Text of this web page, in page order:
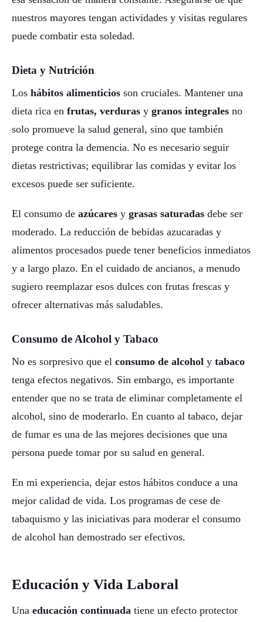
nuestros mayores tengan actividades y visitas regulares
puede combatir esta soledad.
Dieta y Nutrición
Los hábitos alimenticios son cruciales. Mantener una
dieta rica en frutas, verduras y granos integrales no
solo promueve la salud general, sino que también
protege contra la demencia. No es necesario seguir
dietas restrictivas; equilibrar las comidas y evitar los
excesos puede ser suficiente.
El consumo de azúcares y grasas saturadas debe ser
moderado. La reducción de bebidas azucaradas y
alimentos procesados puede tener beneficios inmediatos
y a largo plazo. En el cuidado de ancianos, a menudo
sugiero reemplazar esos dulces con frutas frescas y
ofrecer alternativas más saludables.
Consumo de Alcohol y Tabaco
No es sorpresivo que el consumo de alcohol y tabaco
tenga efectos negativos. Sin embargo, es importante
entender que no se trata de eliminar completamente el
alcohol, sino de moderarlo. En cuanto al tabaco, dejar
de fumar es una de las mejores decisiones que una
persona puede tomar por su salud en general.
En mi experiencia, dejar estos hábitos conduce a una
mejor calidad de vida. Los programas de cese de
tabaquismo y las iniciativas para moderar el consumo
de alcohol han demostrado ser efectivos.
Educación y Vida Laboral
Una educación continuada tiene un efecto protector